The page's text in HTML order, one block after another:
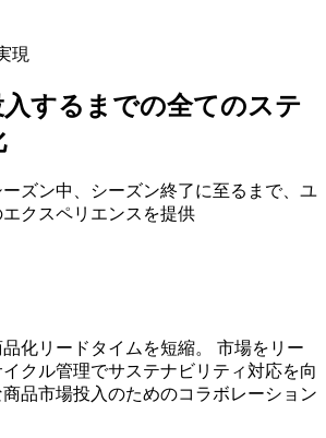
現
するまでの全てのステ
ーズン中、 シーズン終了に至るまで、 ユ
エクスペリエンスを提供
化リードタイムを短縮。 市場をリー
クル管理でサステナビリティ対応を向
商品市場投入のためのコラボレーション